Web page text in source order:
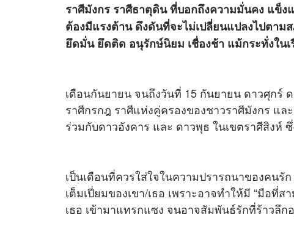
ราศีมังกร ราศีธาตุดิน ที่บอกถึงความมั่นคง แข็
ต้องมีแรงต้าน ดึงดันที่จะไม่เปลี่ยนแปลงไปตา
ยึดมั่น ยึดติด อนุรักษ์นิยม เชื่องช้า แม้กระทั่งในเ
เดือนกันยายน จนถึงวันที่ 15 กันยายน ดาวศุกร์
ราศีกรกฎ ราศีแห่งคู่ครองของชาวราศีมังกร แ
ร่วมกับดาวอังคาร และ ดาวพุธ ในเขตราศีสิง
เป็นเดือนที่ควรใส่ใจในความปรารถนาของคน
เต็มเปี่ยมของเขา/เธอ เพราะอาจทำให้มี “มือที่
เธอ เข้ามาแทรกแซง จนอาจสัมพันธ์รักที่ร้าวลึ